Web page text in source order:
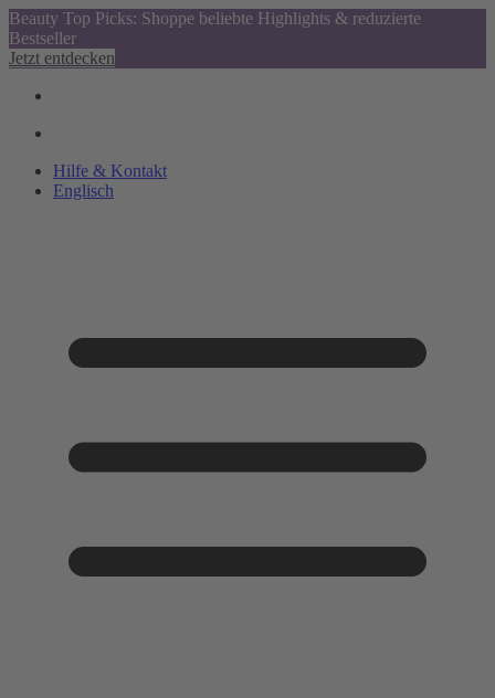
Beauty Top Picks: Shoppe beliebte Highlights & reduzierte
Bestseller
Jetzt entdecken
Hilfe & Kontakt
Englisch